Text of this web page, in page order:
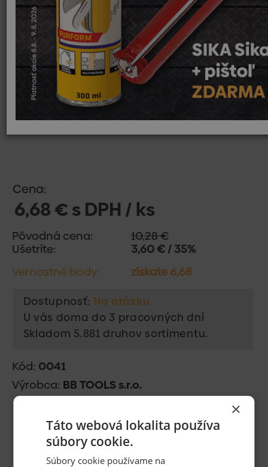
Cena:
6,68 € s DPH / ks
Pôvodná cena:
10,28 €
Ušetríte:
3,60 € / 35%
Vernostné body:
získate 6,68
Dostupnosť: Na otázku
U vás doma do 3 pracovných dní
Skladom 5.881 druhov sortimentu.
Kód: 0041
Výrobca: BB TOOLS s.r.o.
×
Táto webová lokalita používa
súbory cookie.
Súbory cookie používame na